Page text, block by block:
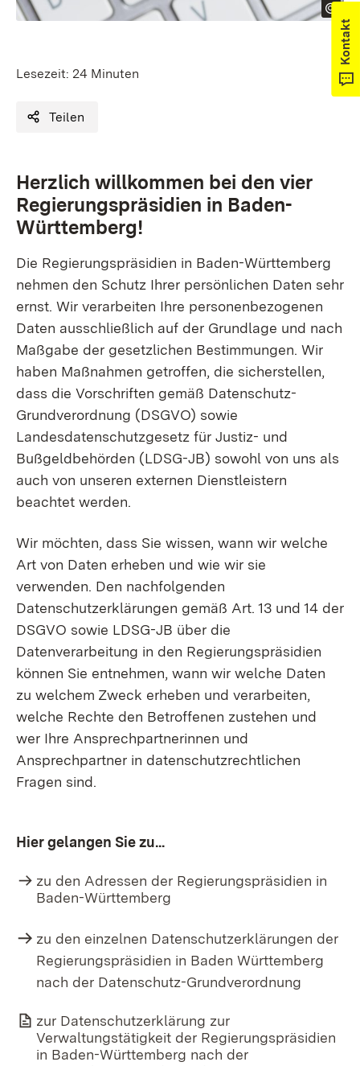
Lesezeit: 24 Minuten
Teilen
Herzlich willkommen bei den vier
Regierungspräsidien in Baden-
Württemberg!
Die Regierungspräsidien in Baden-Württemberg
nehmen den Schutz Ihrer persönlichen Daten sehr
ernst. Wir verarbeiten Ihre personenbezogenen
Daten ausschließlich auf der Grundlage und nach
Maßgabe der gesetzlichen Bestimmungen. Wir
haben Maßnahmen getroffen, die sicherstellen,
dass die Vorschriften gemäß Datenschutz-
Grundverordnung (DSGVO) sowie
Landesdatenschutzgesetz für Justiz- und
Bußgeldbehörden (LDSG-JB) sowohl von uns als
auch von unseren externen Dienstleistern
beachtet werden.
Wir möchten, dass Sie wissen, wann wir welche
Art von Daten erheben und wie wir sie
verwenden. Den nachfolgenden
Datenschutzerklärungen gemäß Art. 13 und 14 der
DSGVO sowie LDSG-JB über die
Datenverarbeitung in den Regierungspräsidien
können Sie entnehmen, wann wir welche Daten
zu welchem Zweck erheben und verarbeiten,
welche Rechte den Betroffenen zustehen und
wer Ihre Ansprechpartnerinnen und
Ansprechpartner in datenschutzrechtlichen
Fragen sind.
​Hier gelangen Sie zu...
zu den Adressen der Regierungspräsidien in
Baden-Württemberg
zu den einzelnen Datenschutzerklärungen der
Regierungspräsidien in Baden Württemberg
nach der Datenschutz-Grundverordnung
Link auf Datei:
zur Datenschutzerklärung zur
Verwaltungstätigkeit der Regierungspräsidien
in Baden-Württemberg nach der
Kontakt